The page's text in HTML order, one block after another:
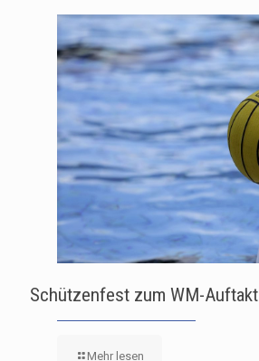
Schützenfest zum WM-Auftakt
Mehr lesen